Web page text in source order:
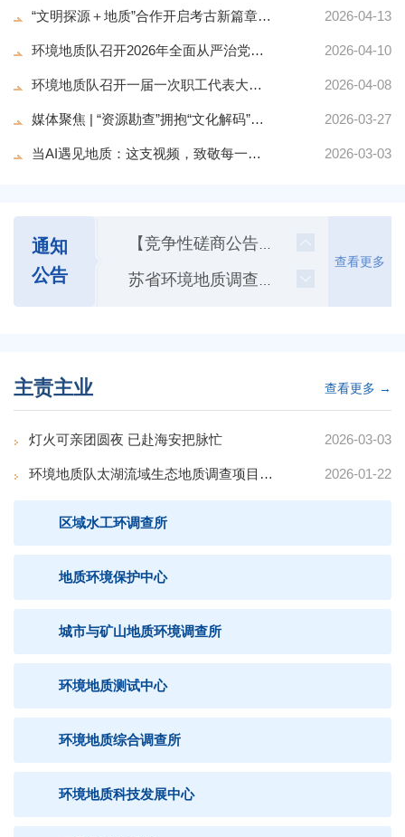
“文明探源＋地质”合作开启考古新篇章——环境地质队与... 2026-04-13
环境地质队召开2026年全面从严治党工作会议 2026-04-10
环境地质队召开一届一次职工代表大会暨2026年工作会... 2026-04-08
媒体聚焦 | “资源勘查”拥抱“文化解码”，让地质遗... 2026-03-27
当AI遇见地质：这支视频，致敬每一位即将出征的你！ 2026-03-03
通知
公告
2026-04-24
2026-04-07
查看更多
主责主业 查看更多 →
灯火可亲团圆夜 已赴海安把脉忙 2026-03-03
环境地质队太湖流域生态地质调查项目通过省厅验收并获优... 2026-01-22
区域水工环调查所
地质环境保护中心
城市与矿山地质环境调查所
环境地质测试中心
环境地质综合调查所
环境地质科技发展中心